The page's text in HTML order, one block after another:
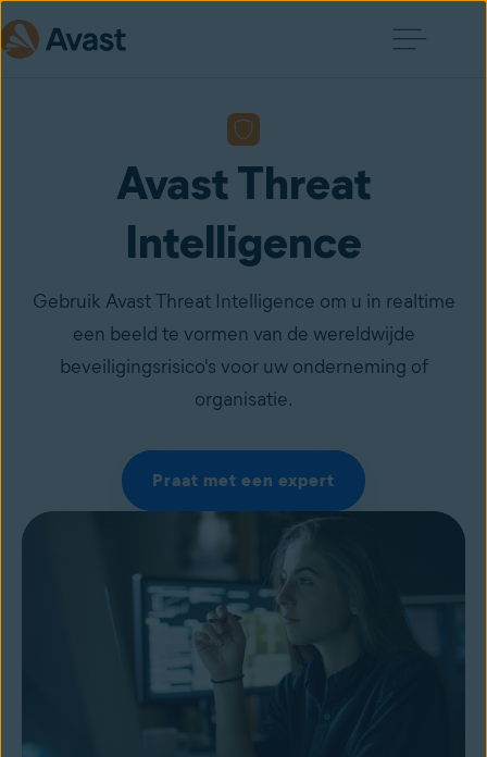
Avast Threat
Intelligence
Gebruik Avast Threat Intelligence om u in realtime
een beeld te vormen van de wereldwijde
beveiligingsrisico's voor uw onderneming of
organisatie.
Praat met een expert